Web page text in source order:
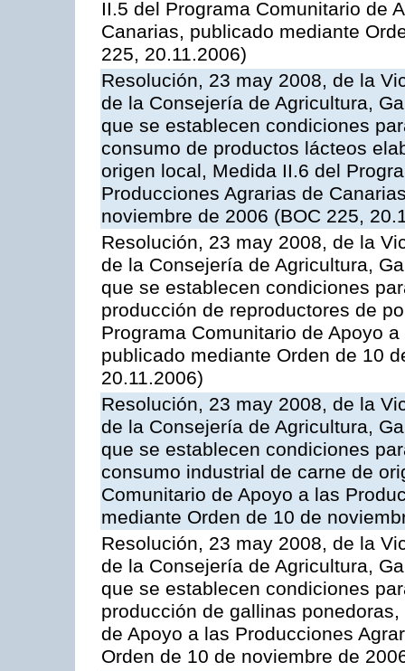
II.5 del Programa Comunitario de
Canarias, publicado mediante
225, 20.11.2006)
Resolución, 23 may 2008, de la
de la Consejería de Agricultura,
que se establecen condiciones
consumo de productos lácteos
origen local, Medida II.6 del
Producciones Agrarias de
noviembre de 2006 (BOC 225,
Resolución, 23 may 2008, de la
de la Consejería de Agricultura,
que se establecen condiciones
producción de reproductores de
Programa Comunitario de Apoyo
publicado mediante Orden de 10
20.11.2006)
Resolución, 23 may 2008, de la
de la Consejería de Agricultura,
que se establecen condiciones
consumo industrial de carne de
Comunitario de Apoyo a las
mediante Orden de 10 de
Resolución, 23 may 2008, de la
de la Consejería de Agricultura,
que se establecen condiciones
producción de gallinas
de Apoyo a las Producciones
Orden de 10 de noviembre de